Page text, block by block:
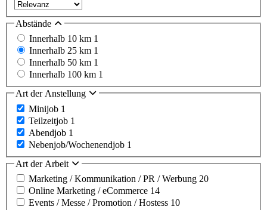
Abstände
Innerhalb 10 km 1
Innerhalb 25 km 1
Innerhalb 50 km 1
Innerhalb 100 km 1
Art der Anstellung
Minijob 1
Teilzeitjob 1
Abendjob 1
Nebenjob/Wochenendjob 1
Art der Arbeit
Marketing / Kommunikation / PR / Werbung 20
Online Marketing / eCommerce 14
Events / Messe / Promotion / Hostess 10